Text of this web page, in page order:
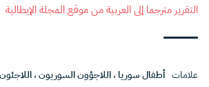
التقرير مترجما إلى العربية من موقع المجلة الإيطالية
علامات أطفال سوريا،اللاجؤون السوريون،